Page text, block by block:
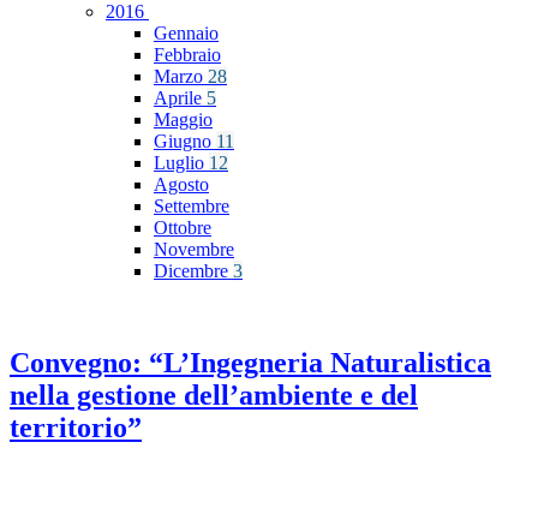
2016
Gennaio
Febbraio
Marzo 28
Aprile 5
Maggio
Giugno 11
Luglio 12
Agosto
Settembre
Ottobre
Novembre
Dicembre 3
Convegno: “L’Ingegneria Naturalistica
nella gestione dell’ambiente e del
territorio”